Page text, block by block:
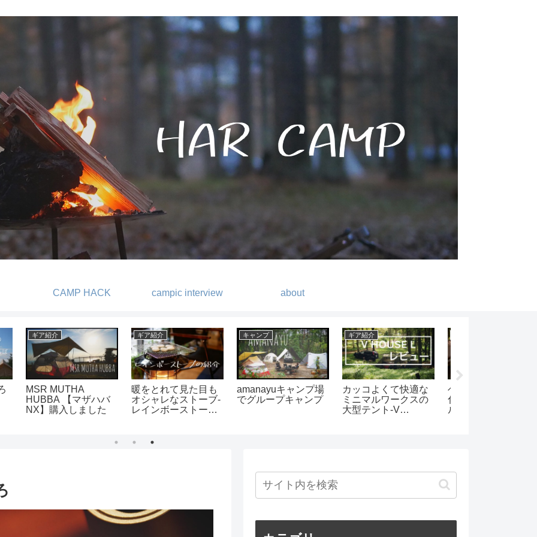
CAMP HACK campic interview about
場
ギア紹介
カッコよくて快適な
ミニマルワークスの
大型テント-V
ギア紹介
ヘキサライトの二股
化-純正アジャスタブ
ルタープポールエク
DIY
スキレットケースを
レザークラフトで作
DIY
オルテガ柄テーブル
を作ってみました